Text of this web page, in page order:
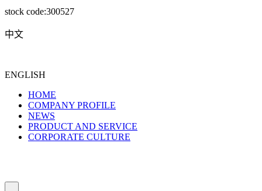
stock code:300527
中文
ENGLISH
HOME
COMPANY PROFILE
NEWS
PRODUCT AND SERVICE
CORPORATE CULTURE